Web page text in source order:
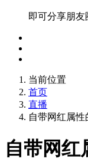
即可分享朋友
当前位置
首页
直播
自带网红属性
自带网红